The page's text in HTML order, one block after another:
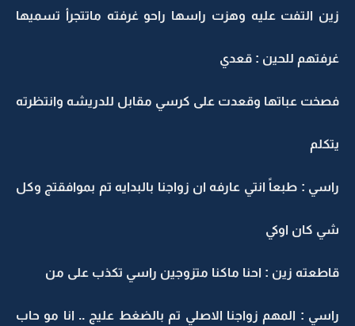
زين التفت عليه وهزت راسها راحو غرفته ماتتجرأ تسميها
غرفتهم للحين : قعدي
فصخت عباتها وقعدت على كرسي مقابل للدريشه وانتظرته
يتكلم
راسي : طبعاً انتي عارفه ان زواجنا بالبدايه تم بموافقتج وكل
شي كان اوكي
قاطعته زين : احنا ماكنا متزوجين راسي تكذب على من
راسي : المهم زواجنا الاصلي تم بالضغط عليج .. انا مو حاب